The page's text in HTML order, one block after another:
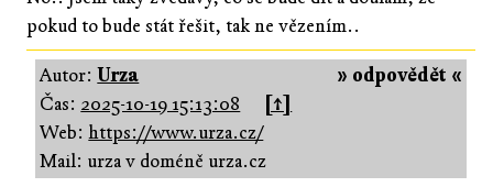
pokud to bude stát řešit, tak ne vězením..
» odpovědět «
Autor:Urza
Čas: 2025-10-19 15:13:08
[↑]
Web:https://www.urza.cz/
Mail: urza v doméně urza.cz